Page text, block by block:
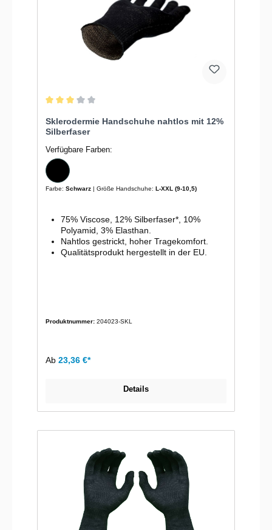
Sklerodermie Handschuhe nahtlos mit 12%
Silberfaser
Verfügbare Farben:
Farbe: Schwarz | Größe Handschuhe: L-XXL (9-10,5)
75% Viscose, 12% Silberfaser*, 10%
Polyamid, 3% Elasthan.
Nahtlos gestrickt, hoher Tragekomfort.
Qualitätsprodukt hergestellt in der EU.
Produktnummer: 204023-SKL
Ab 23,36 €*
Details